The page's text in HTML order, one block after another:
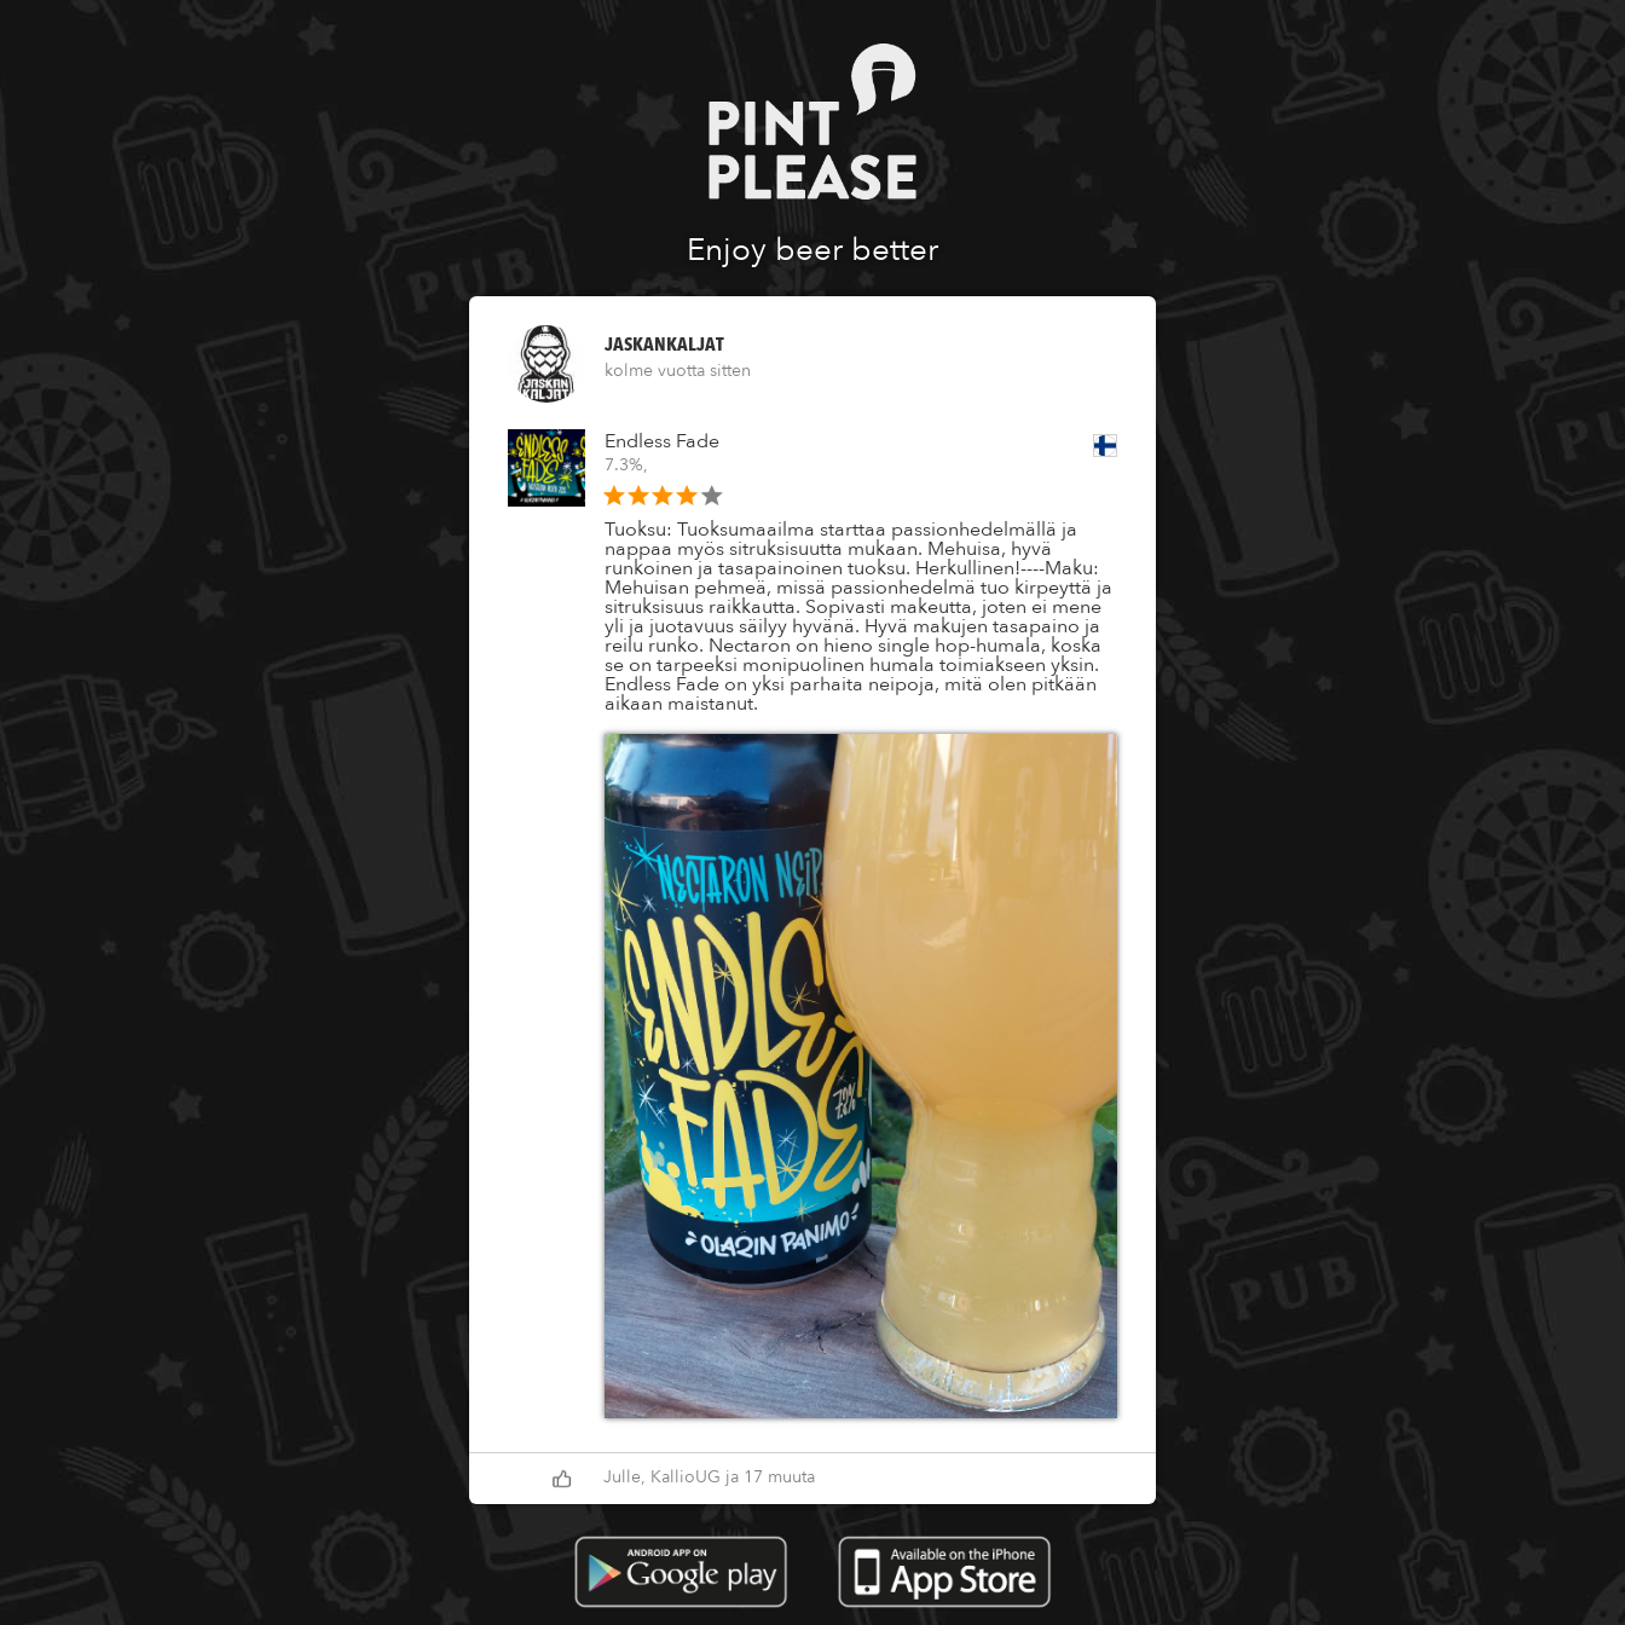
Enjoy beer better
JASKANKALJAT
kolme vuotta sitten
Endless Fade
7.3%,
Tuoksu: Tuoksumaailma starttaa passionhedelmällä ja
nappaa myös sitruksisuutta mukaan. Mehuisa, hyvä
runkoinen ja tasapainoinen tuoksu. Herkullinen!----Maku:
Mehuisan pehmeä, missä passionhedelmä tuo kirpeyttä ja
sitruksisuus raikkautta. Sopivasti makeutta, joten ei mene
yli ja juotavuus säilyy hyvänä. Hyvä makujen tasapaino ja
reilu runko. Nectaron on hieno single hop-humala, koska
se on tarpeeksi monipuolinen humala toimiakseen yksin.
Endless Fade on yksi parhaita neipoja, mitä olen pitkään
aikaan maistanut.
Julle, KallioUG ja 17 muuta